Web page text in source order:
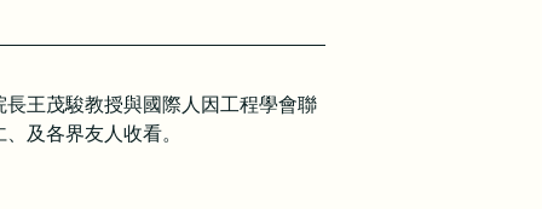
王茂駿教授與國際人因工程學會聯
及各界友人收看。